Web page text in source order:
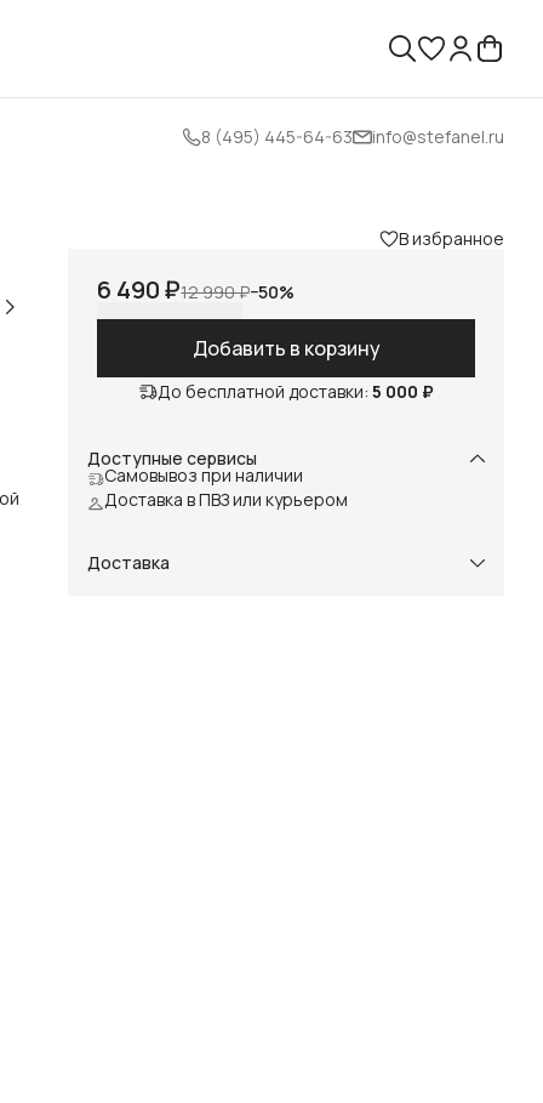
8 (495) 445-64-63 info@stefanel.ru
В избранное
6 490 ₽12 990 ₽−50%
Добавить в корзину
До бесплатной доставки: 5 000 ₽
Доступные сервисы
Самовывоз при наличии
Доставка в ПВЗ или курьером
Доставка